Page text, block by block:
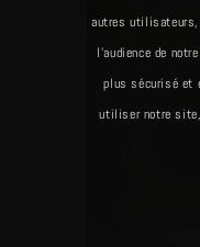
autres
l’audience de
plus sécurisé et
utiliser notre